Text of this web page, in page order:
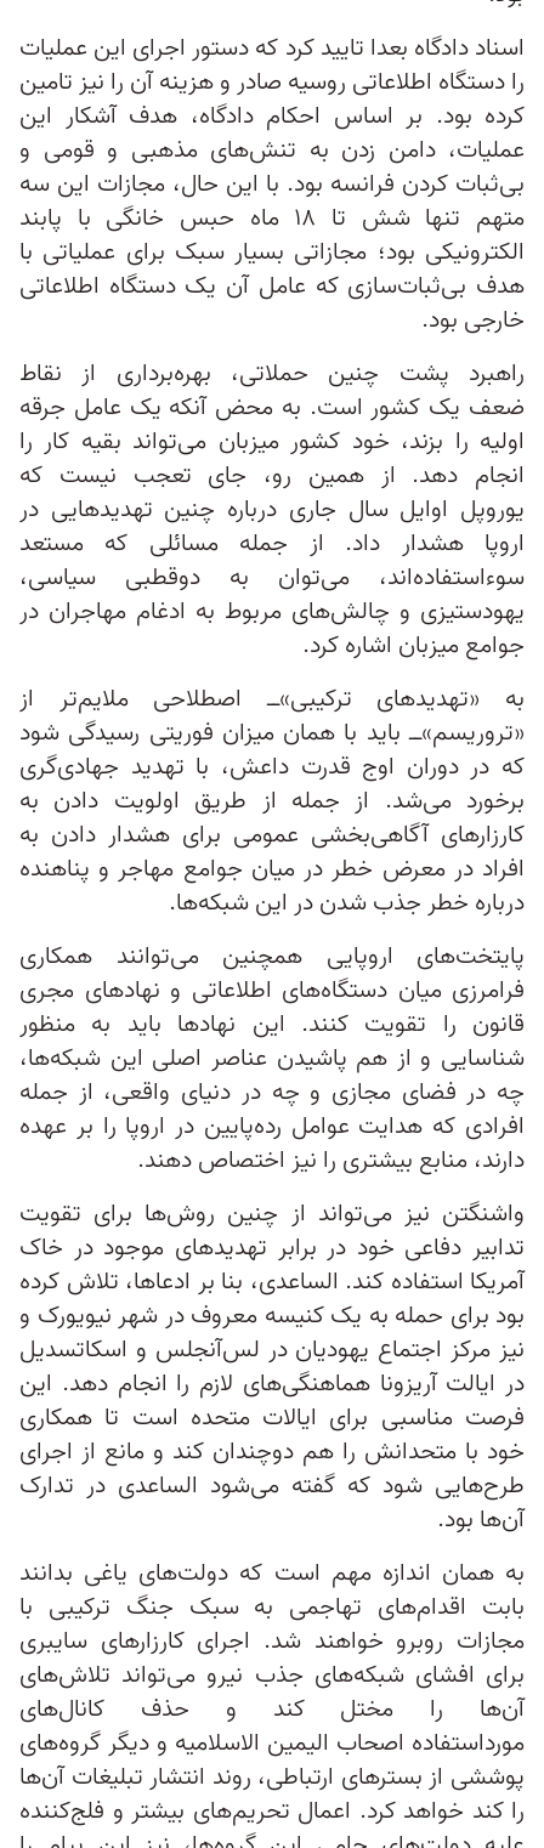
اسناد دادگاه بعدا تایید کرد که دستور اجرای این عملیات
را دستگاه اطلاعاتی روسیه صادر و هزینه آن را نیز تامین
کرده بود. بر اساس احکام دادگاه، هدف آشکار این
عملیات، دامن زدن به تنش‌های مذهبی و قومی و
بی‌ثبات کردن فرانسه بود. با این حال، مجازات این سه
متهم تنها شش تا ۱۸ ماه حبس خانگی با پابند
الکترونیکی بود؛ مجازاتی بسیار سبک برای عملیاتی با
هدف بی‌ثبات‌سازی که عامل آن یک دستگاه اطلاعاتی
خارجی بود.
راهبرد پشت چنین حملاتی، بهره‌برداری از نقاط
ضعف یک کشور است. به محض آنکه یک عامل جرقه
اولیه را بزند، خود کشور میزبان می‌تواند بقیه کار را
انجام دهد. از همین رو، جای تعجب نیست که
یوروپل اوایل سال جاری درباره چنین تهدیدهایی در
اروپا هشدار داد. از جمله مسائلی که مستعد
سوءاستفاده‌اند، می‌توان به دوقطبی سیاسی،
یهودستیزی و چالش‌های مربوط به ادغام مهاجران در
جوامع میزبان اشاره کرد.
به «تهدیدهای ترکیبی»‌ــ اصطلاحی ملایم‌تر از
«تروریسم‌»‌ــ باید با همان میزان فوریتی رسیدگی شود
که در دوران اوج قدرت داعش، با تهدید جهادی‌گری
برخورد می‌شد. از جمله از طریق اولویت دادن به
کارزارهای آگاهی‌بخشی عمومی برای هشدار دادن به
افراد در معرض خطر در میان جوامع مهاجر و پناهنده
درباره خطر جذب شدن در این شبکه‌ها.
پایتخت‌های اروپایی همچنین می‌توانند همکاری
فرامرزی میان دستگاه‌های اطلاعاتی و نهادهای مجری
قانون را تقویت کنند. این نهادها باید به منظور
شناسایی و از هم پاشیدن عناصر اصلی این شبکه‌ها،
چه در فضای مجازی و چه در دنیای واقعی، از جمله
افرادی که هدایت عوامل رده‌پایین در اروپا را بر عهده
دارند، منابع بیشتری را نیز اختصاص دهند.
واشنگتن نیز می‌تواند از چنین روش‌ها برای تقویت
تدابیر دفاعی خود در برابر تهدیدهای موجود در خاک
آمریکا استفاده کند. الساعدی، بنا بر ادعاها، تلاش کرده
بود برای حمله به یک کنیسه معروف در شهر نیویورک و
نیز مرکز اجتماع یهودیان در لس‌آنجلس و اسکاتسدیل
در ایالت آریزونا هماهنگی‌های لازم را انجام دهد. این
فرصت مناسبی برای ایالات متحده است تا همکاری
خود با متحدانش را هم دوچندان کند و مانع از اجرای
طرح‌هایی شود که گفته می‌شود الساعدی در تدارک
آن‌ها بود.
به همان اندازه مهم است که دولت‌های یاغی بدانند
بابت اقدام‌های تهاجمی به سبک جنگ ترکیبی با
مجازات روبرو خواهند شد. اجرای کارزارهای سایبری
برای افشای شبکه‌های جذب نیرو می‌تواند تلاش‌های
آن‌ها را مختل کند و حذف کانال‌های
مورداستفاده اصحاب الیمین الاسلامیه و دیگر گروه‌های
پوششی از بسترهای ارتباطی، روند انتشار تبلیغات آن‌ها
را کند خواهد کرد. اعمال تحریم‌های بیشتر و فلج‌کننده